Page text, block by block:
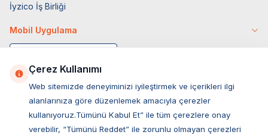
İyzico İş Birliği
Mobil Uygulama
Çerez Kullanımı
Web sitemizde deneyiminizi iyileştirmek ve içerikleri ilgi
alanlarınıza göre düzenlemek amacıyla çerezler
kullanıyoruz.Tümünü Kabul Et” ile tüm çerezlere onay
verebilir, “Tümünü Reddet” ile zorunlu olmayan çerezleri